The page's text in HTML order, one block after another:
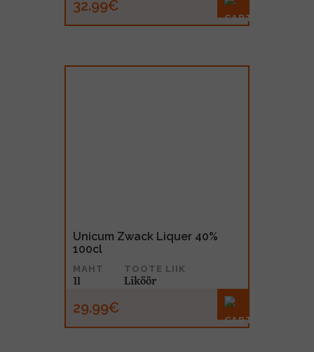
32.99€
Unicum Zwack Liquer 40%
100cl
MAHT
1l
TOOTE LIIK
Liköör
29.99€